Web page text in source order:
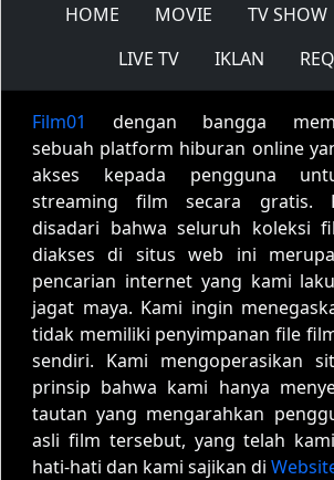
HOME MOVIE TV SHOW
LIVE TV
IKLAN
Film01
dengan bangga
sebuah platform hiburan online
akses kepada pengguna
streaming film secara gratis.
disadari bahwa seluruh koleksi
diakses di situs web ini
pencarian internet yang kami
jagat maya. Kami ingin
tidak memiliki penyimpanan file
sendiri. Kami mengoperasikan
prinsip bahwa kami hanya
tautan yang mengarahkan
asli film tersebut, yang telah
hati-hati dan kami sajikan di